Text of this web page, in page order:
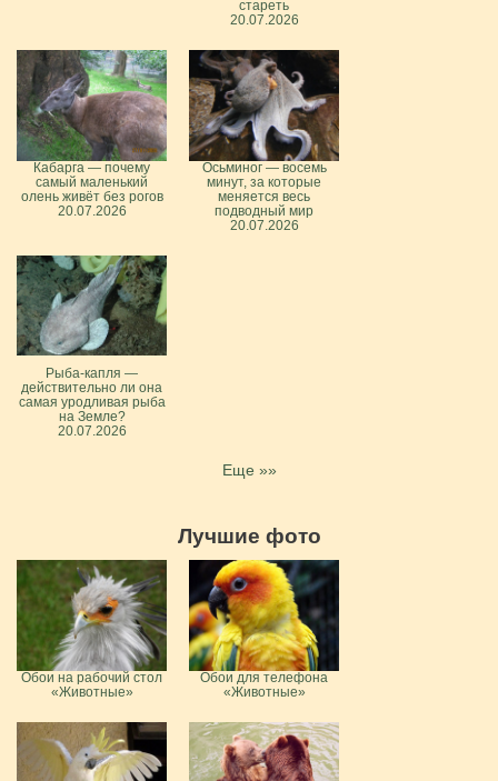
стареть
20.07.2026
Кабарга — почему
самый маленький
олень живёт без рогов
20.07.2026
Осьминог — восемь
минут, за которые
меняется весь
подводный мир
20.07.2026
Рыба-капля —
действительно ли она
самая уродливая рыба
на Земле?
20.07.2026
Еще »»
Лучшие фото
Обои на рабочий стол
«Животные»
Обои для телефона
«Животные»